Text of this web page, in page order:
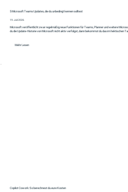
5 Microsoft Teams Updates, die du unbedingt kennen solltest
19. Juli 2026
Microsoft veröffentlicht zwar regelmäßig neue Funktionen für Teams, Planner und weitere
du die Update-Historie von Microsoft nicht aktiv verfolgst, dann bekommst du das im hektischen
Mehr Lesen
Copilot Cowork: So berechnest du eure Kosten